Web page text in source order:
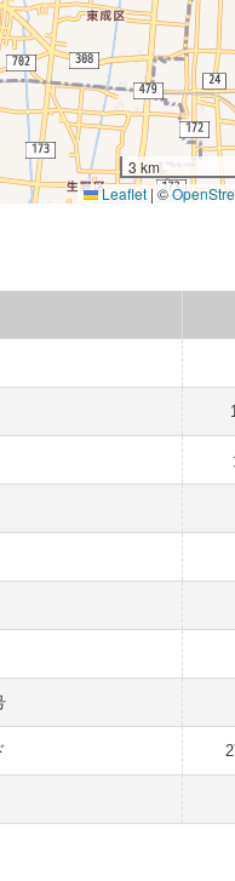
3 km
Leaflet |©